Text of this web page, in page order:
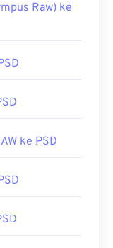
Raw) ke
ke PSD